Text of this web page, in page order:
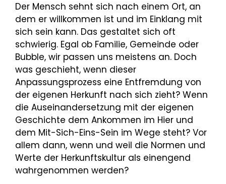
Der Mensch sehnt sich nach einem Ort, an
dem er willkommen ist und im Einklang mit
sich sein kann. Das gestaltet sich oft
schwierig. Egal ob Familie, Gemeinde oder
Bubble, wir passen uns meistens an. Doch
was geschieht, wenn dieser
Anpassungsprozess eine Entfremdung von
der eigenen Herkunft nach sich zieht? Wenn
die Auseinandersetzung mit der eigenen
Geschichte dem Ankommen im Hier und
dem Mit-Sich-Eins-Sein im Wege steht? Vor
allem dann, wenn und weil die Normen und
Werte der Herkunftskultur als einengend
wahrgenommen werden?